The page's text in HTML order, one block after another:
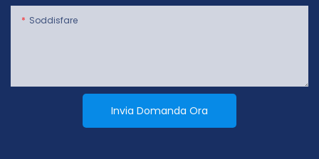
Soddisfare
Invia Domanda Ora